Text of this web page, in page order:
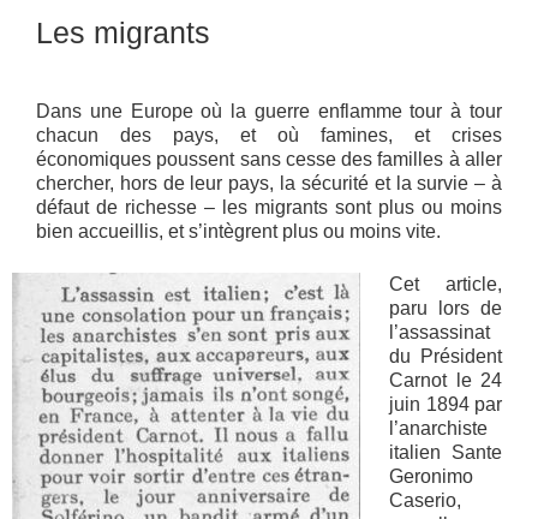
Les migrants
Dans une Europe où la guerre enflamme tour à tour
chacun des pays, et où famines, et crises
économiques poussent sans cesse des familles à aller
chercher, hors de leur pays, la sécurité et la survie – à
défaut de richesse – les migrants sont plus ou moins
bien accueillis, et s’intègrent plus ou moins vite.
Cet article,
paru lors de
l’assassinat
du Président
Carnot le 24
juin 1894 par
l’anarchiste
italien Sante
Geronimo
Caserio,